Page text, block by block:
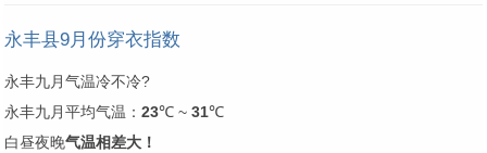
永丰县9月份穿衣指数
永丰九月气温冷不冷?
永丰九月平均气温： 23℃ ~ 31℃
白昼夜晚气温相差大！